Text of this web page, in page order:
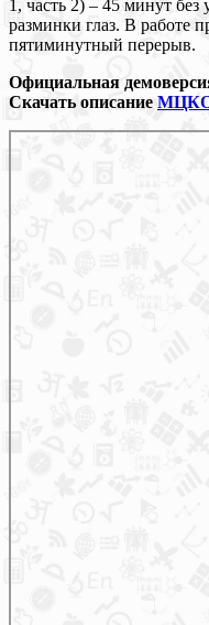
1, часть 2) – 45 минут
разминки глаз. В работе
пятиминутный перерыв.
Официальная
Скачать описание МЦКО: